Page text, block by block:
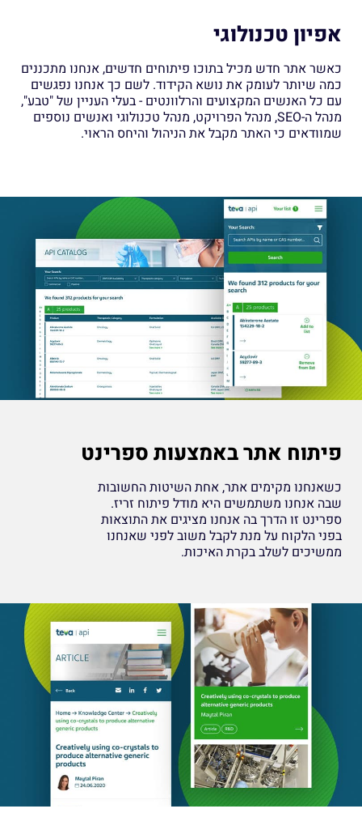
אפיון טכנולוגי
כאשר אתר חדש מכיל בתוכו פיתוחים חדשים, אנחנו מתכננים
כמה שיותר לעומק את נושא הקידוד. לשם כך אנחנו נפגשים
עם כל האנשים המקצועים והרלוונטים - בעלי העניין של "טבע",
מנהל ה-SEO, מנהל הפרויקט, מנהל טכנולוגי ואנשים נוספים
שמוודאים כי האתר מקבל את הניהול והיחס הראוי.
פיתוח אתר באמצעות ספרינט
כשאנחנו מקימים אתר, אחת השיטות החשובות
שבה אנחנו משתמשים היא מודל פיתוח זריז.
ספרינט זו הדרך בה אנחנו מציגים את התוצאות
בפני הלקוח על מנת לקבל משוב לפני שאנחנו
ממשיכים לשלב בקרת האיכות.